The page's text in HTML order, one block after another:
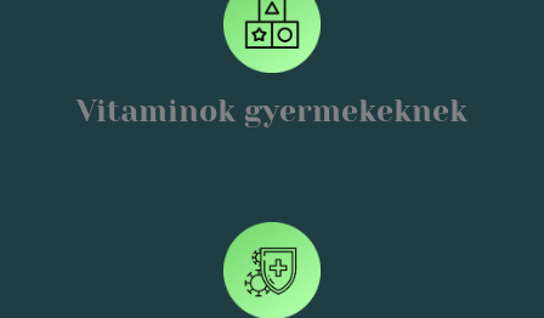
Vitaminok gyermekeknek